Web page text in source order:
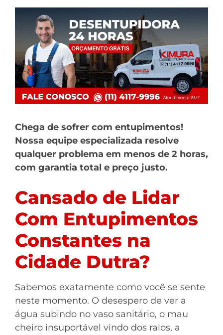
Chega de sofrer com entupimentos!
Nossa equipe especializada resolve
qualquer problema em menos de 2 horas,
com garantia total e preço justo.
Cansado de Lidar
Com Entupimentos
Constantes na
Cidade Dutra?
Sabemos exatamente como você se sente
neste momento. O desespero de ver a
água subindo no vaso sanitário, o mau
cheiro insuportável vindo dos ralos, a